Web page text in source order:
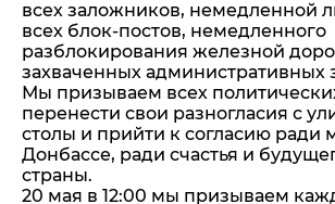
всех заложников, немедленной
всех блок-постов, немедленного
разблокирования железной
захваченных административных
Мы призываем всех
перенести свои разногласия с
столы и прийти к согласию ради
Донбассе, ради счастья и
страны.
20 мая в 12:00 мы призываем